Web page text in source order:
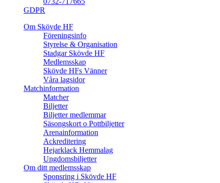
GDPR
Om Skövde HF
Föreningsinfo
Styrelse & Organisation
Stadgar Skövde HF
Medlemsskap
Skövde HFs Vänner
Våra lagsidor
Matchinformation
Matcher
Biljetter
Biljetter medlemmar
Säsongskort o Pottbiljetter
Arenainformation
Ackreditering
Hejarklack Hemmalag
Ungdomsbiljetter
Om ditt medlemsskap
Sponsring i Skövde HF